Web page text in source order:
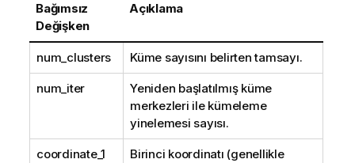
Bağımsız
Değişken
Açıklama
num_clusters Küme sayısını belirten tamsayı.
num_iter
Yeniden başlatılmış küme
merkezleri ile kümeleme
yinelemesi sayısı.
coordinate_1
Birinci koordinatı (genellikle